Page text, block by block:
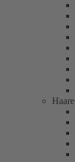
Haare